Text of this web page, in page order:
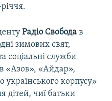
Радіо Свобода в
зимових свят,
соціальні служби
«Азов», «Айдар»,
українського корпусу»
дітей, чиї батьки